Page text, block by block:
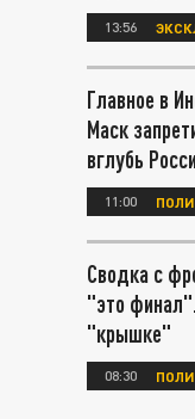
13:56
Главное в
Маск
вглубь
11:00
Сводка с
"это
"крышке"
08:30